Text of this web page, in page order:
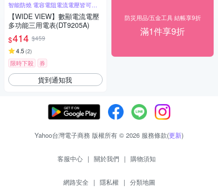
智能防燒 電容電阻電流電壓皆可測
量
【WIDE VIEW】數顯電流電壓
多功能三用電表(DT9205A)
$414 $459
4.5 (2)
限時下殺 券
貨到通知我
防災用品/五金工具 結帳享9折
滿1件享9折
Yahoo台灣電子商務 版權所有 © 2026 服務條款(更新)
客服中心 | 關於我們 | 購物須知
網路安全 | 隱私權 | 分類地圖